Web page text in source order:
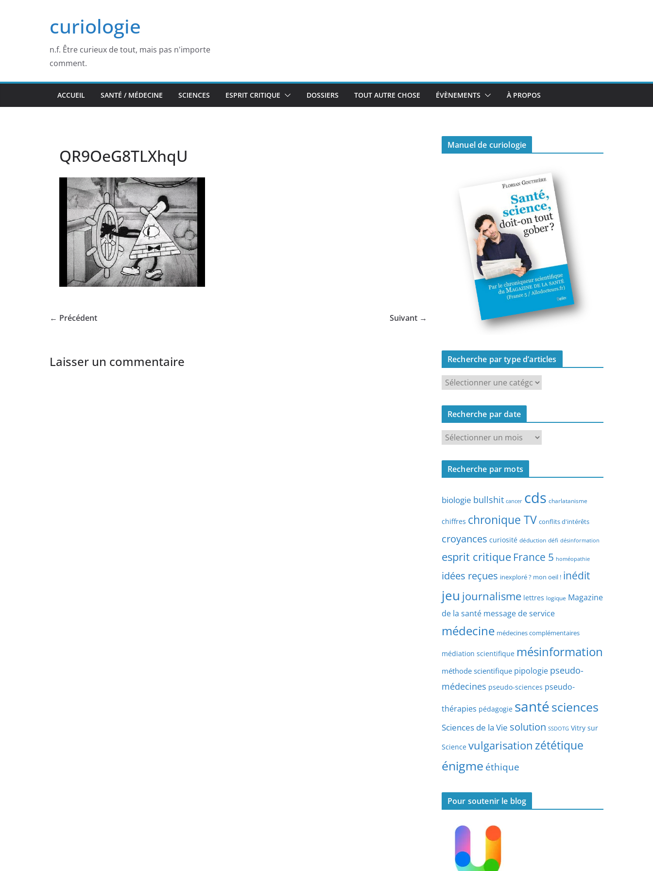
curiologie
n.f. Être curieux de tout, mais pas n'importe
comment.
ACCUEIL SANTÉ / MÉDECINE SCIENCES ESPRIT CRITIQUE DOSSIERS TOUT AUTRE CHOSE ÉVÈNEMENTS À PROPOS
QR9OeG8TLXhqU
← Précédent Suivant →
Laisser un commentaire
Manuel de curiologie
Recherche par type d’articles
e
c
e
e
a
t
y
e
d
a
r
i
e
s
Recherche par date
e
c
r
h
p
a
d
a
t
e
Recherche par mots
biologie bullshit cancer cds charlatanisme
chiffres chronique TV conflits d'intérêts
croyances curiosité déduction défi désinformation
esprit critique France 5 homéopathie
idées reçues inexploré ? mon oeil ! inédit
jeu journalisme lettres logique Magazine
de la santé message de service
médecine médecines complémentaires
médiation scientifique mésinformation
méthode scientifique pipologie pseudo-
médecines pseudo-sciences pseudo-
thérapies pédagogie santésciences
Sciences de la Vie solution SSDOTG Vitry sur
Science vulgarisation zététique
énigme éthique
Pour soutenir le blog